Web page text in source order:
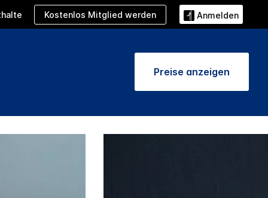
Kostenlos Mitglied werden Anmelden
Preise anzeigen